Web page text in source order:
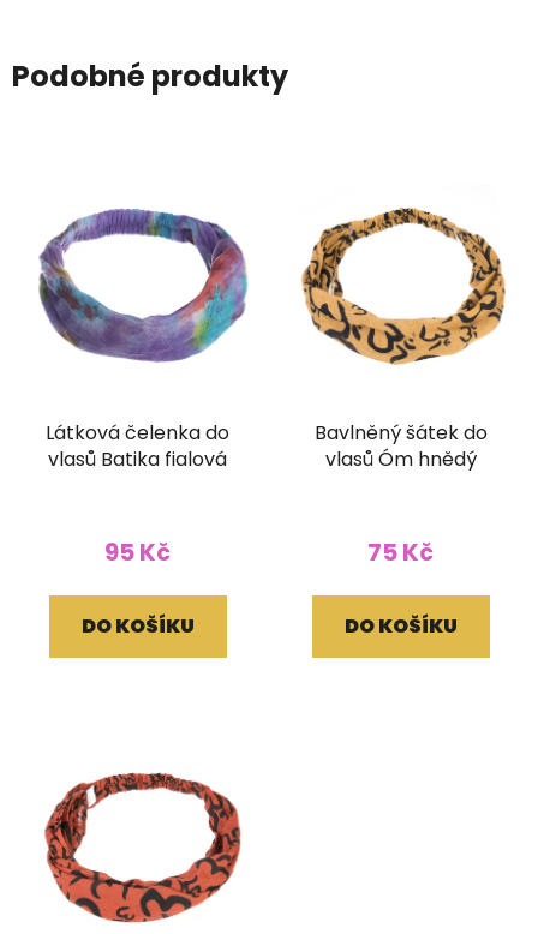
Podobné produkty
Látková čelenka do
vlasů Batika fialová
95 Kč
DO KOŠÍKU
Bavlněný šátek do
vlasů Óm hnědý
75 Kč
DO KOŠÍKU